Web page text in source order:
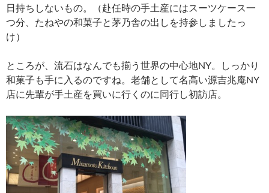
日持ちしないもの。（赴任時の手土産にはスーツケース一
つ分、たねやの和菓子と茅乃舎の出しを持参しましたっ
け）
ところが、流石はなんでも揃う世界の中心地NY。しっかり
和菓子も手に入るのですね。老舗として名高い源吉兆庵NY
店に先輩が手土産を買いに行くのに同行し初訪店。